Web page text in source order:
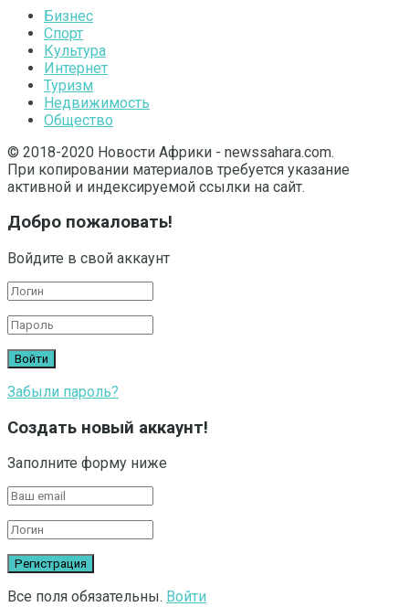
Бизнес
Спорт
Культура
Интернет
Туризм
Недвижимость
Общество
© 2018-2020 Новости Африки - newssahara.com.
При копировании материалов требуется указание
активной и индексируемой ссылки на сайт.
Добро пожаловать!
Войдите в свой аккаунт
Забыли пароль?
Создать новый аккаунт!
Заполните форму ниже
Все поля обязательны. Войти